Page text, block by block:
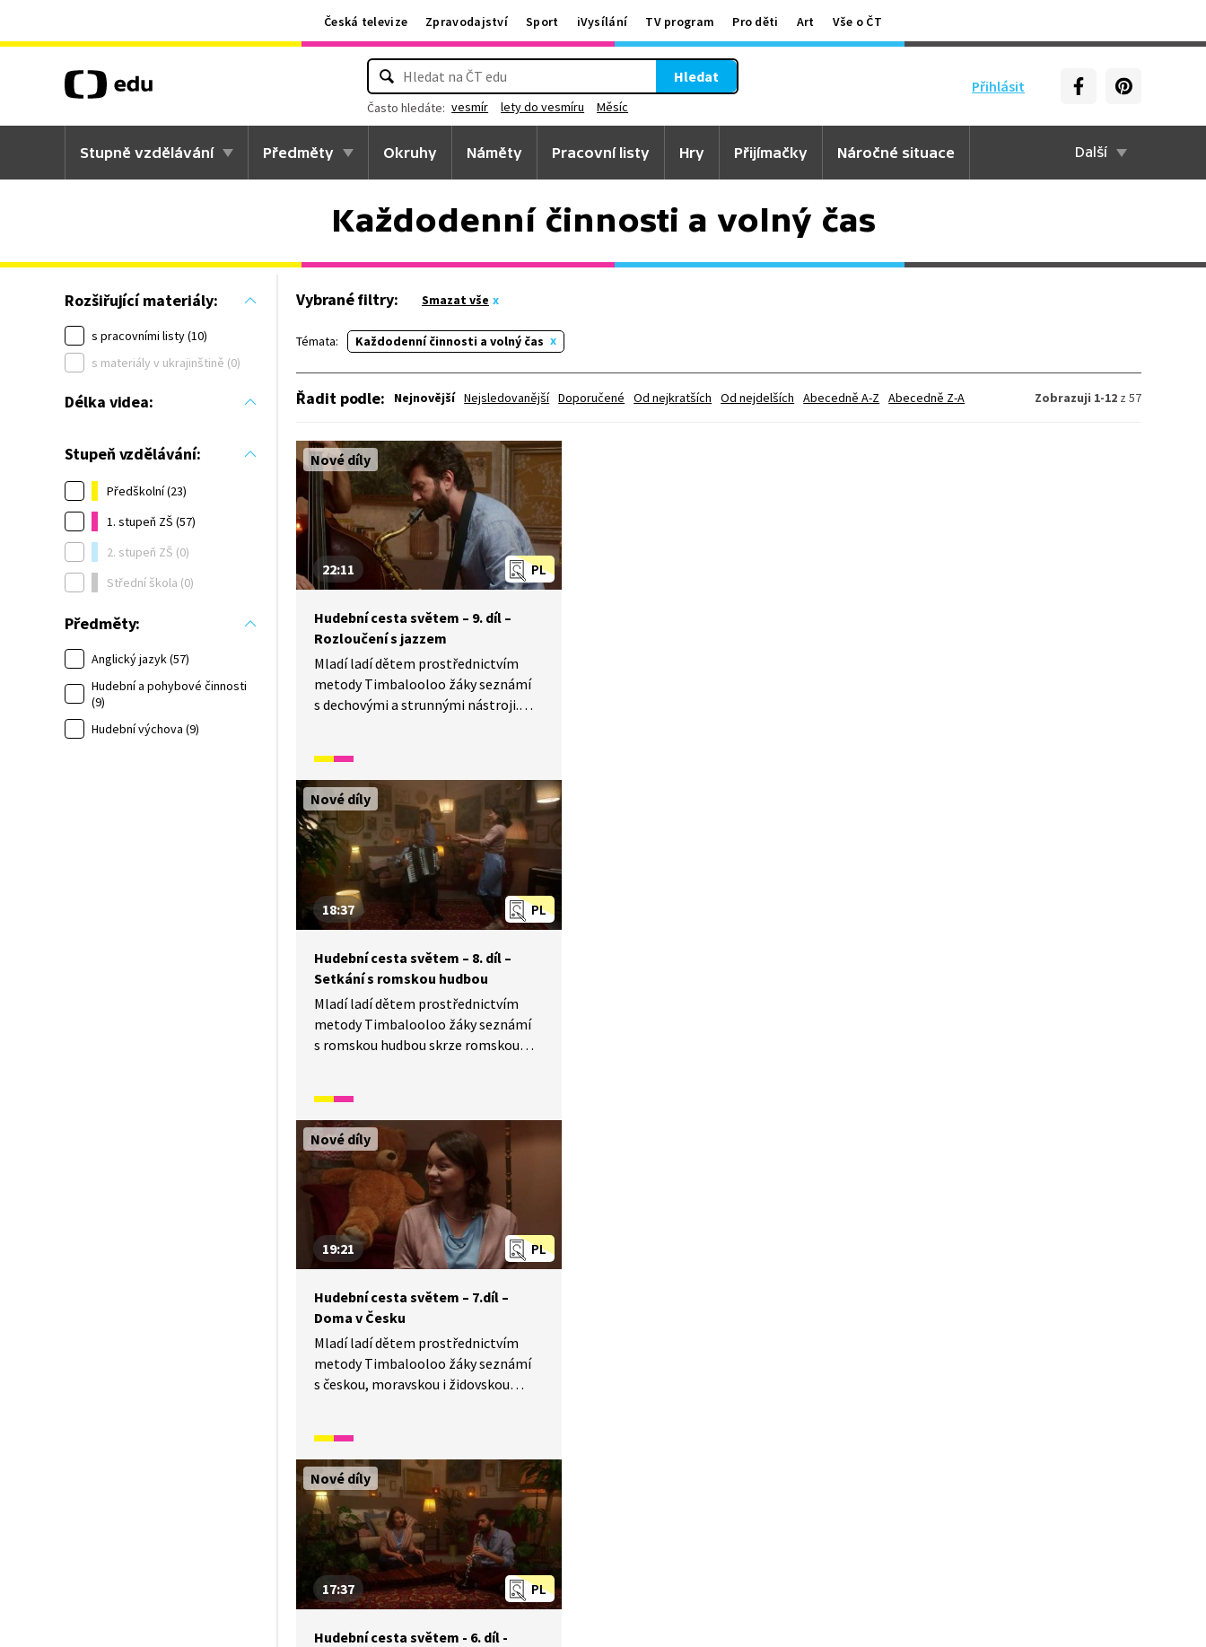
Česká televize Zpravodajství Sport iVysílání TV program Pro děti Art Vše o ČT
Přihlásit
Hledat
Často hledáte: vesmír lety do vesmíru Měsíc
Stupně vzdělávání Předměty Okruhy Náměty Pracovní listy Hry Přijímačky Náročné situace Další
Každodenní činnosti a volný čas
Rozšiřující materiály:
s pracovními listy (10)
s materiály v ukrajinštině (0)
Délka videa:
Stupeň vzdělávání:
Předškolní (23)
1. stupeň ZŠ (57)
2. stupeň ZŠ (0)
Střední škola (0)
Předměty:
Anglický jazyk (57)
Hudební a pohybové činnosti
(9)
Hudební výchova (9)
Vybrané filtry: Smazat vše
Témata: Každodenní činnosti a volný čas
Řadit podle: Nejnovější Nejsledovanější Doporučené Od nejkratších Od nejdelších Abecedně A-Z Abecedně Z-A Zobrazuji 1-12 z 57
Nové díly
PL
22:11
Hudební cesta světem –⁠ 9. díl –⁠
Rozloučení s jazzem
Mladí ladí dětem prostřednictvím
metody Timbalooloo žáky seznámí
s dechovými a strunnými nástroji.
Nové díly
PL
18:37
Hudební cesta světem –⁠ 8. díl –⁠
Setkání s romskou hudbou
Mladí ladí dětem prostřednictvím
metody Timbalooloo žáky seznámí
s romskou hudbou skrze romskou
hudby Esmu Redžepovou. To celé
v českém a anglickém jazyce.
Nové díly
PL
19:21
Hudební cesta světem –⁠ 7.díl –⁠
Doma v Česku
Mladí ladí dětem prostřednictvím
metody Timbalooloo žáky seznámí
s českou, moravskou i židovskou
To celé v českém a anglickém jazyce.
Nové díly
PL
17:37
Hudební cesta světem - 6. díl -